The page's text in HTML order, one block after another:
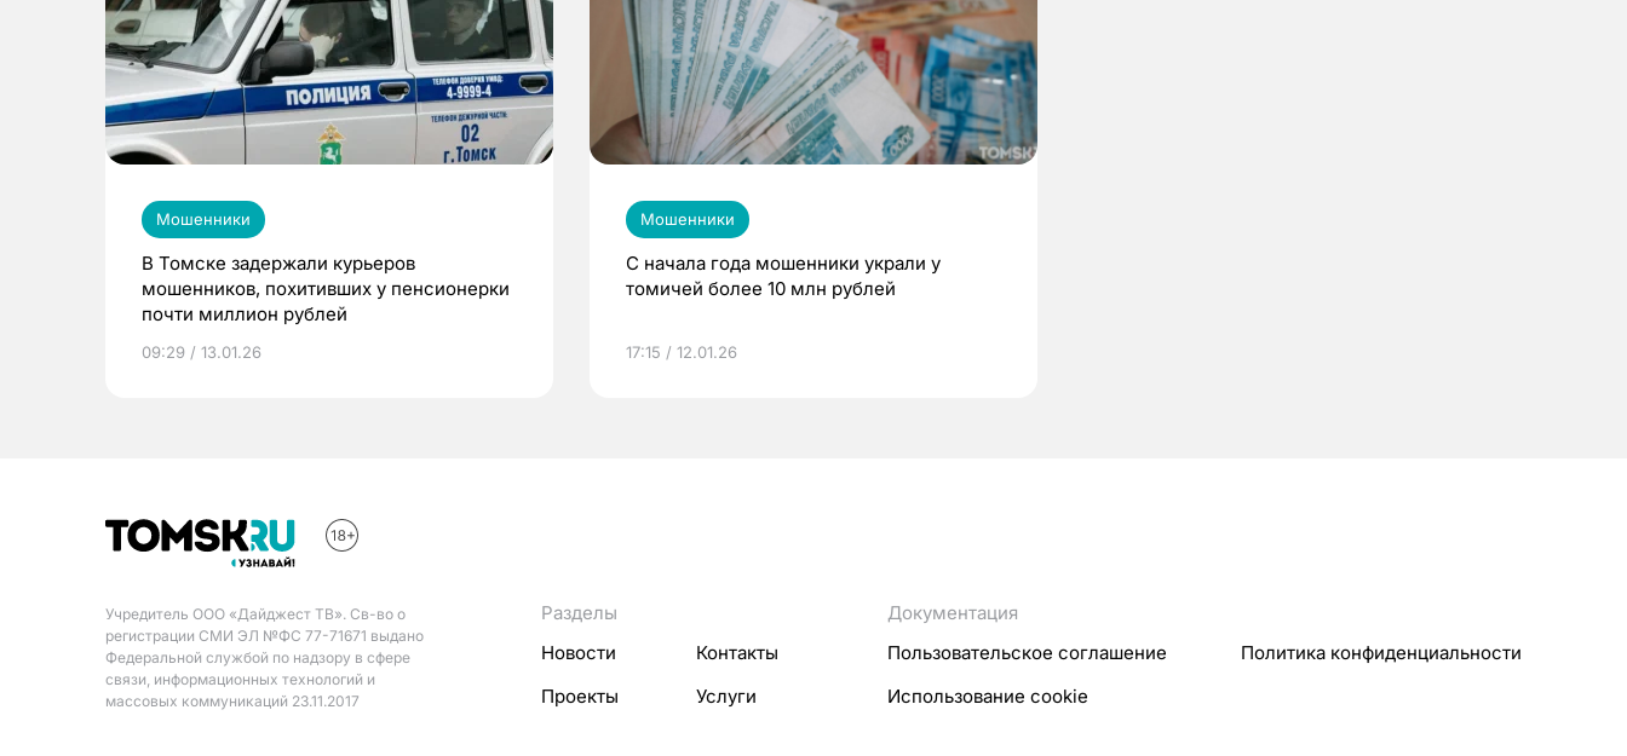
Мошенники
В Томске задержали курьеров
мошенников, похитивших у пенсионерки
почти миллион рублей
09:29 / 13.01.26
Мошенники
С начала года мошенники украли у
томичей более 10 млн рублей
17:15 / 12.01.26
Учредитель ООО «Дайджест ТВ». Св-во о
регистрации СМИ ЭЛ №ФС 77-71671 выдано
Федеральной службой по надзору в сфере
связи, информационных технологий и
массовых коммуникаций 23.11.2017
Разделы
Новости
Контакты
Проекты
Услуги
Документация
Пользовательское соглашение
Политика конфиденциальности
Использование cookie